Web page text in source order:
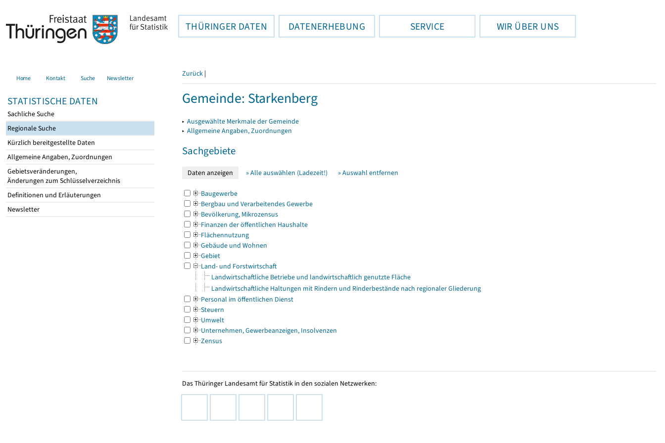
THÜRINGER DATEN DATENERHEBUNG SERVICE WIR ÜBER UNS
Home Kontakt Suche Newsletter
STATISTISCHE DATEN
Sachliche Suche
Regionale Suche
Kürzlich bereitgestellte Daten
Allgemeine Angaben, Zuordnungen
Gebietsveränderungen,
Änderungen zum Schlüsselverzeichnis
Definitionen und Erläuterungen
Newsletter
Zurück |
Gemeinde: Starkenberg
▸ Ausgewählte Merkmale der Gemeinde
▸ Allgemeine Angaben, Zuordnungen
Sachgebiete
» Alle auswählen (Ladezeit!) » Auswahl entfernen
Baugewerbe
Bergbau und Verarbeitendes Gewerbe
Bevölkerung, Mikrozensus
Finanzen der öffentlichen Haushalte
Flächennutzung
Gebäude und Wohnen
Gebiet
Land- und Forstwirtschaft
Landwirtschaftliche Betriebe und landwirtschaftlich genutzte Fläche
Landwirtschaftliche Haltungen mit Rindern und Rinderbestände nach regionaler Gliederung
Personal im öffentlichen Dienst
Steuern
Umwelt
Unternehmen, Gewerbeanzeigen, Insolvenzen
Zensus
Das Thüringer Landesamt für Statistik in den sozialen Netzwerken: